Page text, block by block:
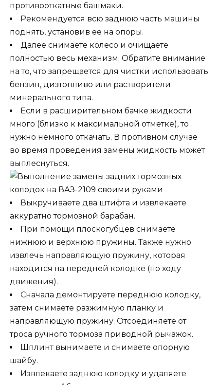
противооткатные башмаки.
Рекомендуется всю заднюю часть машины
поднять, установив ее на опоры.
Далее снимаете колесо и очищаете
полностью весь механизм. Обратите внимание
на то, что запрещается для чистки использовать
бензин, дизтопливо или растворители
минерального типа.
Если в расширительном бачке жидкости
много (близко к максимальной отметке), то
нужно немного откачать. В противном случае
во время проведения замены жидкость может
выплеснуться.
Выкручиваете два штифта и извлекаете
аккуратно тормозной барабан.
При помощи плоскогубцев снимаете
нижнюю и верхнюю пружины. Также нужно
извлечь направляющую пружину, которая
находится на передней колодке (по ходу
движения).
Сначала демонтируете переднюю колодку,
затем снимаете разжимную планку и
направляющую пружину. Отсоединяете от
троса ручного тормоза приводной рычажок.
Шплинт вынимаете и снимаете опорную
шайбу.
Извлекаете заднюю колодку и удаляете